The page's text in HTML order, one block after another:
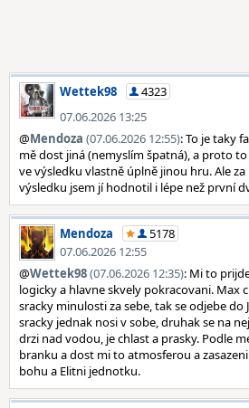
Wettek98
4323
07.06.2026 13:25
@Mendoza (07.06.2026 12:55): To je taky
mě dost jiná (nemyslím špatná), a proto
ve výsledku vlastně úplně jinou hru. Ale
výsledku jsem jí hodnotil i lépe než první
Mendoza
5178
07.06.2026 12:55
@Wettek98(07.06.2026 12:35): Mi to
logicky a hlavne skvely pokracovani. Max
sracky minulosti za sebe, tak se odjebe do
sracky jednak nosi v sobe, druhak se na
drzi nad vodou, je chlast a prasky. Podle
branku a dost mi to atmosferou a
bohu a Elitni jednotku.